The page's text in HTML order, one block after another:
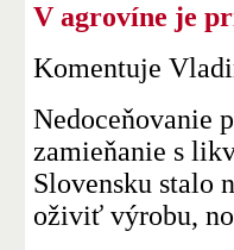
V agrovíne je
Komentuje
Nedoceňovanie
zamieňanie s
Slovensku stalo
oživiť výrobu,